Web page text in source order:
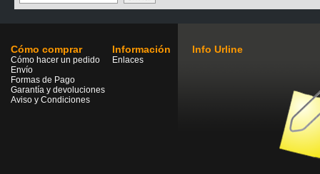
Cómo comprar
Cómo hacer un pedido
Envío
Formas de Pago
Garantía y devoluciones
Aviso y Condiciones
Información
Enlaces
Info Urline